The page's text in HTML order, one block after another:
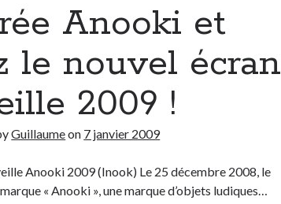
Anooki et
le nouvel écran
2009 !
Guillaumeon 7 janvier 2009
Anooki 2009 (Inook) Le 25 décembre 2008, le
« Anooki », une marque d’objets ludiques…